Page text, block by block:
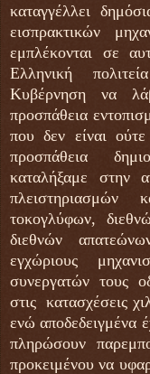
καταγγέλλει
εισπρακτικών
εμπλέκονται σε
Ελληνική
Κυβέρνηση να
προσπάθεια
που δεν είναι
προσπάθεια
καταλήξαμε στην
πλειστηριασμών
τοκογλύφων,
διεθνών
εγχώριους
συνεργατών τους
στις κατασχέσεις
ενώ αποδεδειγμένα
πληρώσουν
προκειμένου να